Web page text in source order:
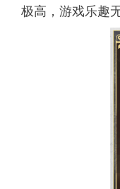
极高，游戏乐趣无